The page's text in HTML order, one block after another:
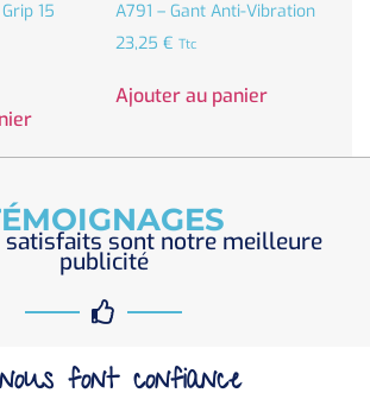
15
A791 – Gant Anti-Vibration
23,25 € Ttc
Ajouter au panier
satisfaits sont notre meilleure
publicité
font confiance